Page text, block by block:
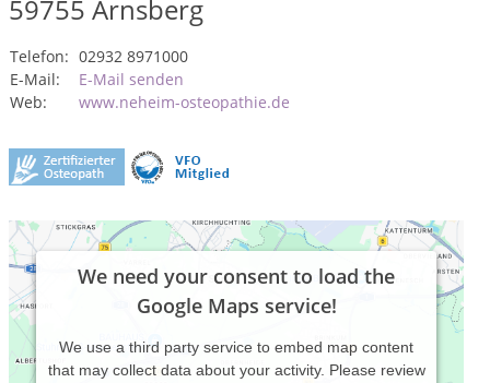
59755 Arnsberg
Telefon: 02932 8971000
E-Mail:
E-Mail senden
Web:
www.neheim-osteopathie.de
We need your consent to load the
Google Maps service!
We use a third party service to embed map content
that may collect data about your activity. Please review